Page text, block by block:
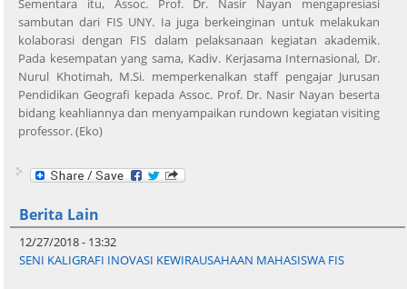
Sementara itu, Assoc. Prof. Dr. Nasir Nayan mengapresiasi
sambutan dari FIS UNY. Ia juga berkeinginan untuk melakukan
kolaborasi dengan FIS dalam pelaksanaan kegiatan akademik.
Pada kesempatan yang sama, Kadiv. Kerjasama Internasional, Dr.
Nurul Khotimah, M.Si. memperkenalkan staff pengajar Jurusan
Pendidikan Geografi kepada Assoc. Prof. Dr. Nasir Nayan beserta
bidang keahliannya dan menyampaikan rundown kegiatan visiting
professor. (Eko)
Berita Lain
12/27/2018 - 13:32
SENI KALIGRAFI INOVASI KEWIRAUSAHAAN MAHASISWA FIS